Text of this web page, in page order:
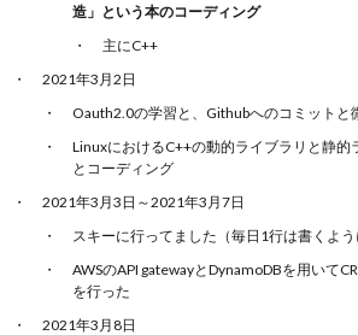
造」という本のコーディング
主にC++
2021年3月2日
Oauth2.0の学習と、Githubへのコミットと
LinuxにおけるC++の動的ライブラリと静的
とコーディング
2021年3月3日～2021年3月7日
スキーに行ってました（毎日1行は書くよう
AWSのAPI gatewayとDynamoDBを用いて
を行った
2021年3月8日